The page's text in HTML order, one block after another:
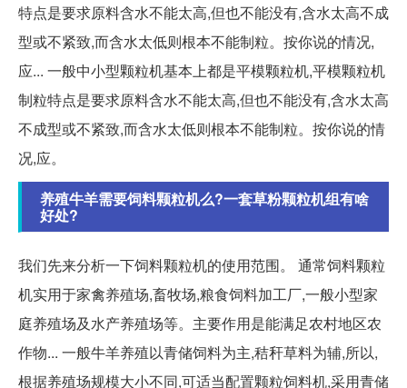
特点是要求原料含水不能太高,但也不能没有,含水太高不成
型或不紧致,而含水太低则根本不能制粒。按你说的情况,
应... 一般中小型颗粒机基本上都是平模颗粒机,平模颗粒机
制粒特点是要求原料含水不能太高,但也不能没有,含水太高
不成型或不紧致,而含水太低则根本不能制粒。按你说的情
况,应。
养殖牛羊需要饲料颗粒机么?一套草粉颗粒机组有啥
好处?
我们先来分析一下饲料颗粒机的使用范围。 通常饲料颗粒
机实用于家禽养殖场,畜牧场,粮食饲料加工厂,一般小型家
庭养殖场及水产养殖场等。主要作用是能满足农村地区农
作物... 一般牛羊养殖以青储饲料为主,秸秆草料为辅,所以,
根据养殖场规模大小不同,可适当配置颗粒饲料机,采用青储